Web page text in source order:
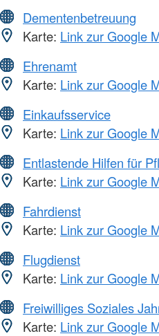
Dementenbetreuung
Karte: Link zur Google
Ehrenamt
Karte: Link zur Google
Einkaufsservice
Karte: Link zur Google
Entlastende Hilfen für
Karte: Link zur Google
Fahrdienst
Karte: Link zur Google
Flugdienst
Karte: Link zur Google
Freiwilliges Soziales
Karte: Link zur Google